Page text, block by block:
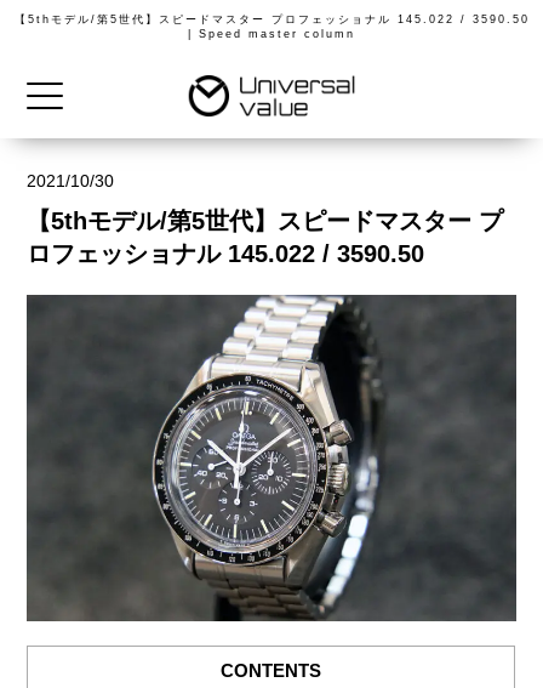
【5thモデル/第5世代】スピードマスター プロフェッショナル 145.022 / 3590.50
| Speed master column
2021/10/30
【5thモデル/第5世代】スピードマスター プ
ロフェッショナル 145.022 / 3590.50
CONTENTS